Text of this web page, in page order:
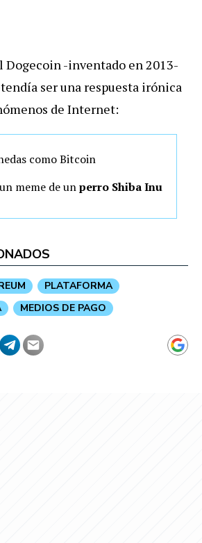
Dogecoin -inventado en 2013-
ser una respuesta irónica
de Internet:
como Bitcoin
meme de unperro Shiba Inu
PLATAFORMA
MEDIOS DE PAGO